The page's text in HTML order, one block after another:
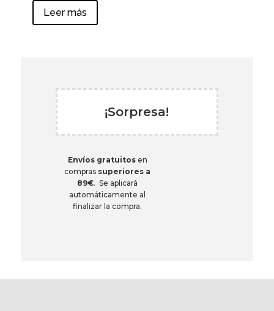
¡Sorpresa!
Envíos gratuitosen
compras superiores a
89€. Se aplicará
automáticamente al
finalizar la compra.
Leer más